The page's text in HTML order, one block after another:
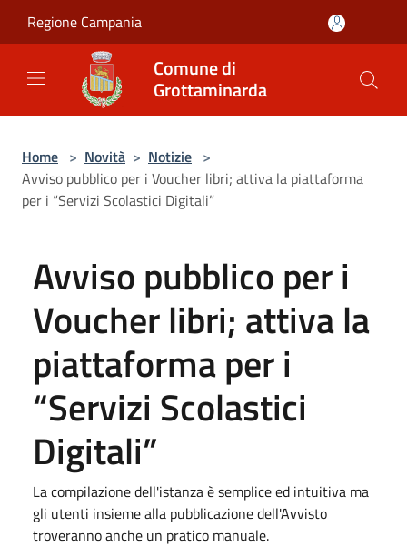
Regione Campania
Comune di
Grottaminarda
Home > Novità > Notizie >
Avviso pubblico per i Voucher libri; attiva la piattaforma
per i “Servizi Scolastici Digitali”
Avviso pubblico per i
Voucher libri; attiva la
piattaforma per i
“Servizi Scolastici
Digitali”
La compilazione dell'istanza è semplice ed intuitiva ma
gli utenti insieme alla pubblicazione dell'Avvisto
troveranno anche un pratico manuale.